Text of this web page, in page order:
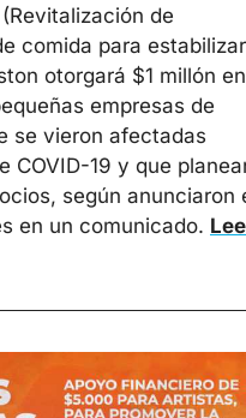
de
comida para
otorgará $1 millón en
empresas de
se vieron afectadas
COVID-19 y que
según anunciaron
en un comunicado. Lee